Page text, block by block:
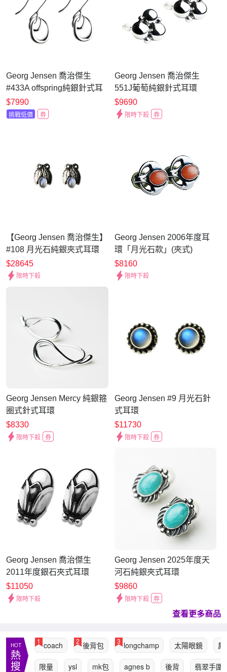
Georg Jensen 喬治傑生
#433A offspring純銀針式耳
環
$7990
挑戰低價 券
Georg Jensen 喬治傑生
551J葡萄純銀針式耳環
$9690
限時下殺 券
【Georg Jensen 喬治傑生】
#108 月光石純銀夾式耳環
$28645
限時下殺
Georg Jensen 2006年度耳
環「月光石款」(夾式)
$8160
限時下殺
Georg Jensen Mercy 純銀箍
圈式針式耳環
$8330
限時下殺 券
Georg Jensen #9 月光石針
式耳環
$11730
限時下殺 券
Georg Jensen 喬治傑生
2011年度銀石夾式耳環
$11050
限時下殺
Georg Jensen 2025年度天
河石純銀夾式耳環
$9860
限時下殺 券
查看更多商品
HOT
熱
搜
1 coach 2 後背包 3 longchamp 太陽眼鏡
限量 ysl mk包 agnes b 後背 翡翠手圍